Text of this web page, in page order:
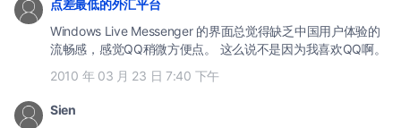
点差最低的外汇平台
Windows Live Messenger 的界面总觉得缺乏中国用户体验的
流畅感，感觉QQ稍微方便点。 这么说不是因为我喜欢QQ啊。
2010 年 03 月 23 日 7:40 下午
Sien